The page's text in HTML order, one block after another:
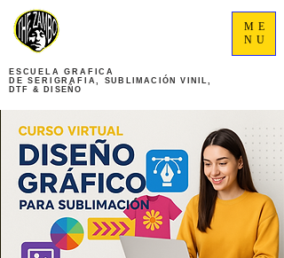
ESCUELA GRAFICA
DESERIGRAFIA,SUBLIMACIÓN VINIL,
DTF & DISEÑO
ME
NU